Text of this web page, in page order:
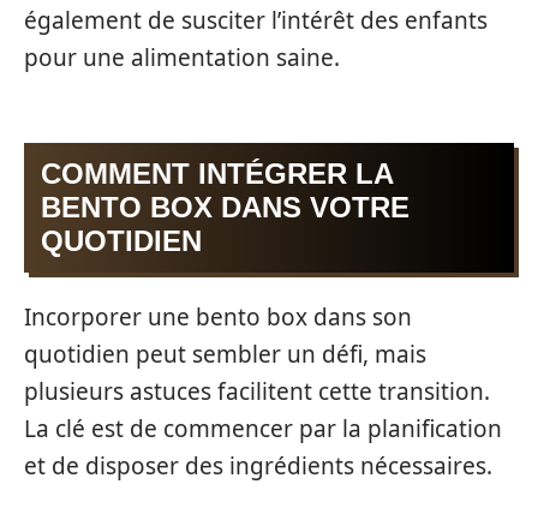
également de susciter l’intérêt des enfants
pour une alimentation saine.
COMMENT INTÉGRER LA
BENTO BOX DANS VOTRE
QUOTIDIEN
Incorporer une bento box dans son
quotidien peut sembler un défi, mais
plusieurs astuces facilitent cette transition.
La clé est de commencer par la planification
et de disposer des ingrédients nécessaires.